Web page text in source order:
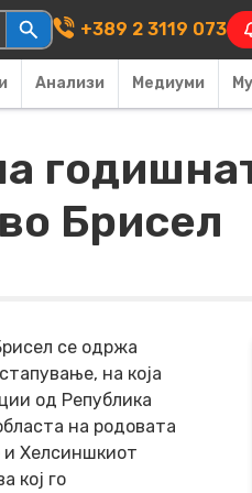
+389 2 3119 073
Анализи Медиуми
Брисел
се одржа
на која
од Република
на родовата
и Хелсиншкиот
кој го